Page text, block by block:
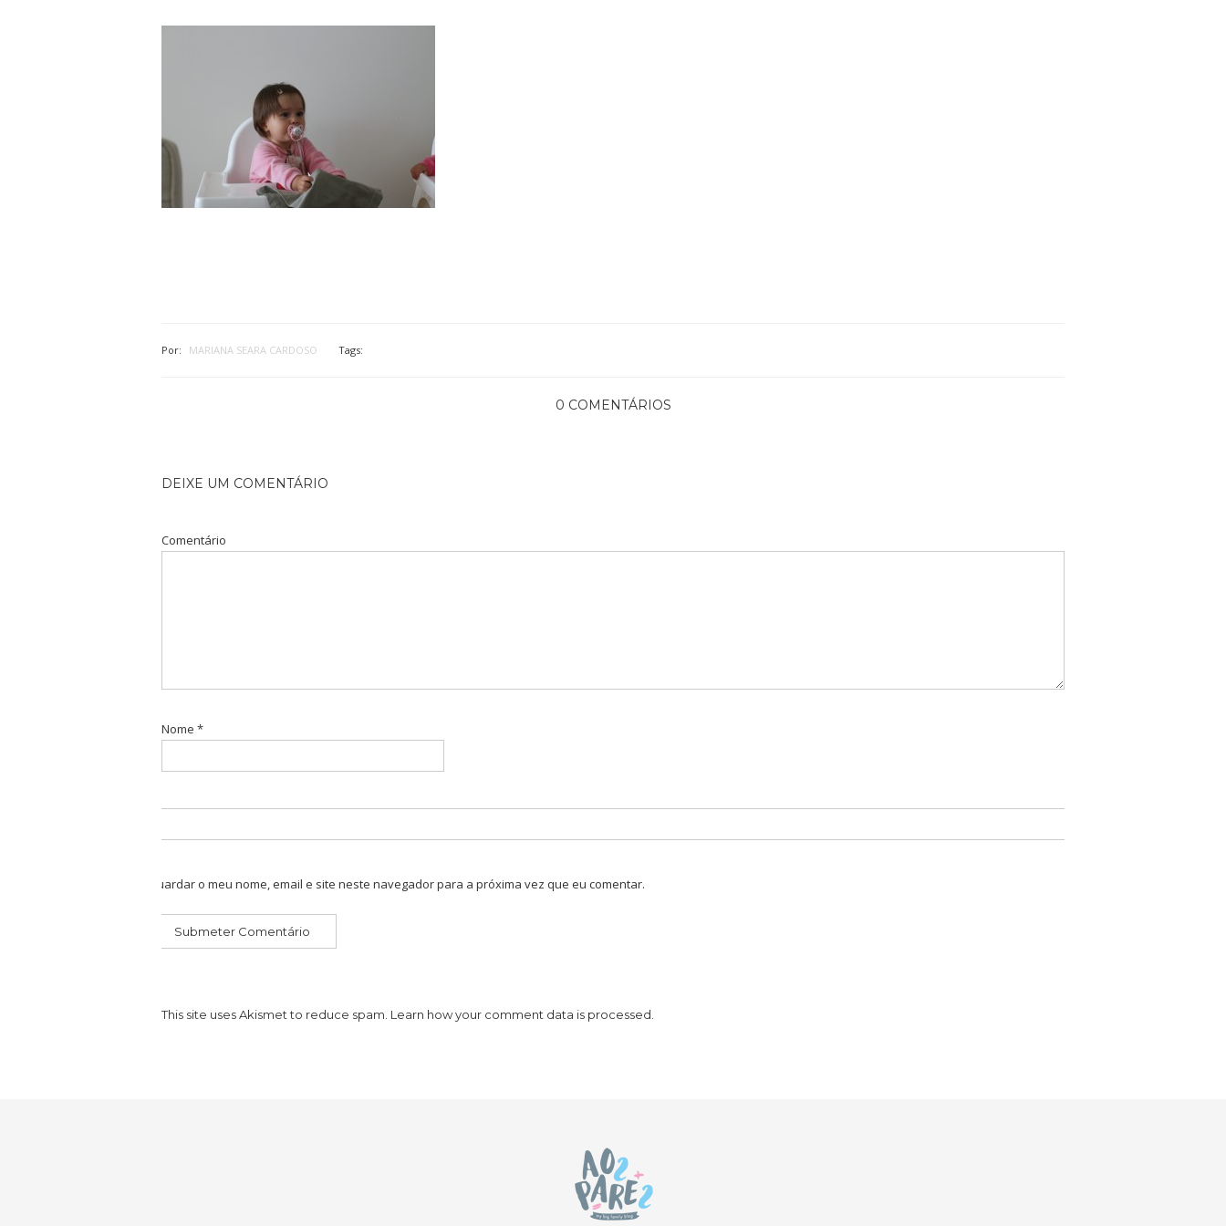
Por: MARIANA SEARA CARDOSO Tags:
0 COMENTÁRIOS
DEIXE UM COMENTÁRIO
Comentário
Nome *
Guardar o meu nome, email e site neste navegador para a próxima vez que eu comentar.
This site uses Akismet to reduce spam. Learn how your comment data is processed.